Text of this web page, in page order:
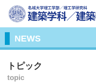
NEWS
トピック
topic